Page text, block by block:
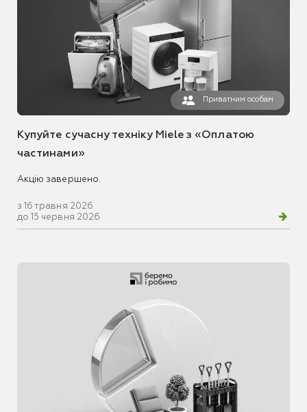
Приватним особам
Купуйте сучасну техніку Miele з «Оплатою
частинами»
Акцію завершено.
з 16 травня 2026
до 15 червня 2026